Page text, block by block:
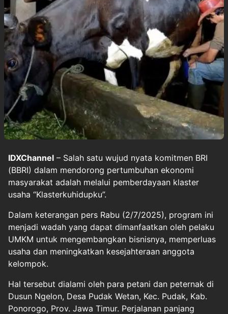
IDXChannel – Salah satu wujud nyata komitmen BRI
(BBRI) dalam mendorong pertumbuhan ekonomi
masyarakat adalah melalui pemberdayaan klaster
usaha “Klasterkuhidupku”.
Dalam keterangan pers Rabu (2/7/2025), program ini
menjadi wadah yang dapat dimanfaatkan oleh pelaku
UMKM untuk mengembangkan bisnisnya, memperluas
usaha dan meningkatkan kesejahteraan anggota
kelompok.
Hal tersebut dialami oleh para petani dan peternak di
Dusun Ngelon, Desa Pudak Wetan, Kec. Pudak, Kab.
Ponorogo, Prov. Jawa Timur. Perjalanan panjang